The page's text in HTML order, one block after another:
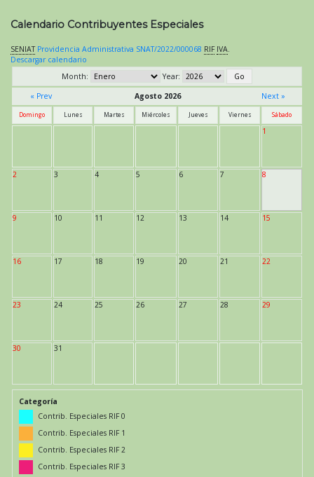
Calendario Contribuyentes Especiales
SENIAT Providencia Administrativa SNAT/2022/000068 RIF IVA
Descargar calendario
Month:
Year:
« Prev
Agosto 2026 Next »
Domingo Lunes Martes Miércoles Jueves Viernes Sábado
1
2 3 4 5 6 7 8
9 10 11 12 13 14 15
16 17 18 19 20 21 22
23 24 25 26 27 28 29
30 31
Categoría
Contrib. Especiales RIF 0
Contrib. Especiales RIF 1
Contrib. Especiales RIF 2
Contrib. Especiales RIF 3